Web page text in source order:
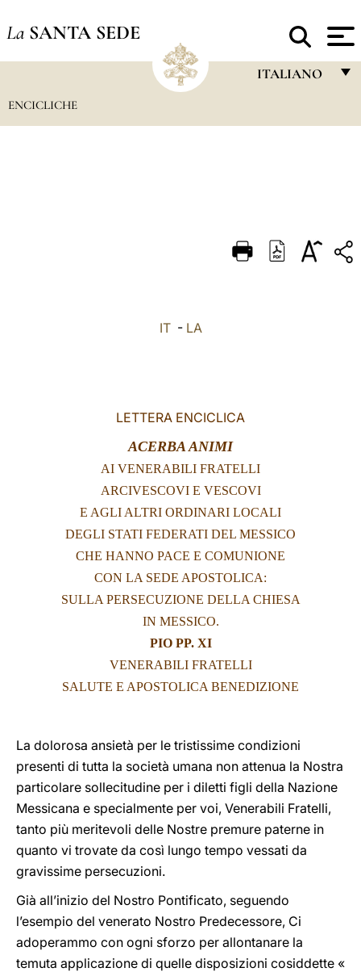
La SANTA SEDE
ITALIANO
DEUTSCH
ENCICLICHE
IT- LA
LETTERA ENCICLICA
ACERBA ANIMI
AI VENERABILI FRATELLI
ARCIVESCOVI E VESCOVI
E AGLI ALTRI ORDINARI LOCALI
DEGLI STATI FEDERATI DEL MESSICO
CHE HANNO PACE E COMUNIONE
CON LA SEDE APOSTOLICA:
SULLA PERSECUZIONE DELLA CHIESA
IN MESSICO.
PIO PP. XI
VENERABILI FRATELLI
SALUTE E APOSTOLICA BENEDIZIONE
La dolorosa ansietà per le tristissime condizioni
presenti di tutta la società umana non attenua la Nostra
particolare sollecitudine per i diletti figli della Nazione
Messicana e specialmente per voi, Venerabili Fratelli,
tanto più meritevoli delle Nostre premure paterne in
quanto vi trovate da così lungo tempo vessati da
gravissime persecuzioni.
Già all’inizio del Nostro Pontificato, seguendo
l’esempio del venerato Nostro Predecessore, Ci
adoperammo con ogni sforzo per allontanare la
temuta applicazione di quelle disposizioni cosiddette «